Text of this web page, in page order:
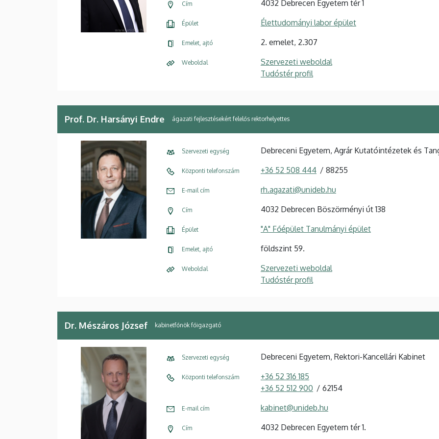
Cím 4032 Debrecen Egyetem tér 1
Épület Élettudományi labor épület
Emelet, ajtó 2. emelet, 2.307
Weboldal
Szervezeti weboldal
Tudóstér profil
Prof. Dr. Harsányi Endre ágazati fejlesztésekért felelős rektorhelyettes
Szervezeti egység Debreceni Egyetem, Agrár Kutatóintézetek és
Központi telefonszám +36 52 508 444 88255
E-mail cím rh.agazati@unideb.hu
Cím 4032 Debrecen Böszörményi út 138
Épület "A" Főépület Tanulmányi épület
Emelet, ajtó földszint 59.
Weboldal
Szervezeti weboldal
Tudóstér profil
Dr. Mészáros József kabinetfőnök főigazgató
Szervezeti egység Debreceni Egyetem, Rektori-Kancellári Kabinet
Központi telefonszám
+36 52 316 185
+36 52 512 900
62154
E-mail cím kabinet@unideb.hu
Cím 4032 Debrecen Egyetem tér 1.